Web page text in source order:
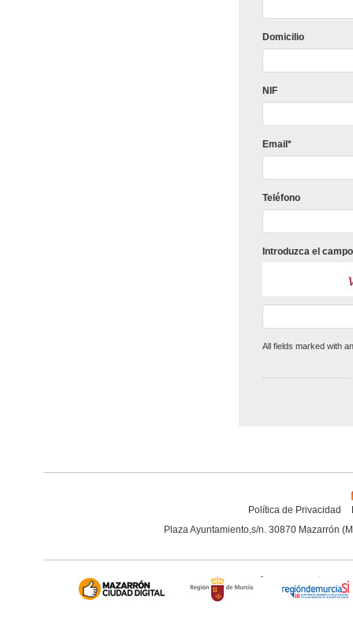
Domicilio
NIF
Email*
Teléfono
Introduzca el
All fields marked with
Política de Privacidad
Plaza Ayuntamiento,s/n. 30870 Mazarrón